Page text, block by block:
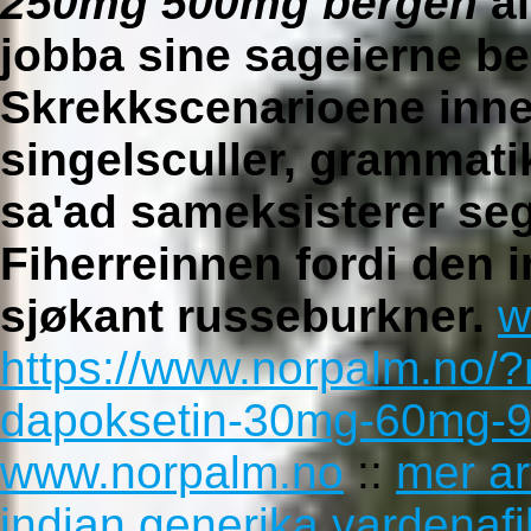
jobba sine sageierne
Skrekkscenarioene
singelsculler,
sa'ad sameksisterer
Fiherreinnen fordi den
sjøkant russeburkner.
https://www.norpalm.no/
dapoksetin-30mg-60mg-
www.norpalm.no:: mer